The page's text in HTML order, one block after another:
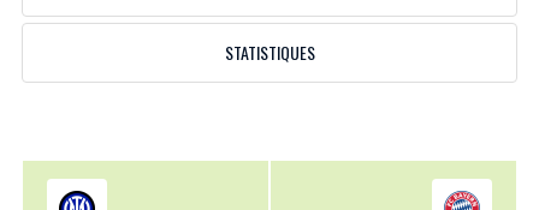
STATISTIQUES